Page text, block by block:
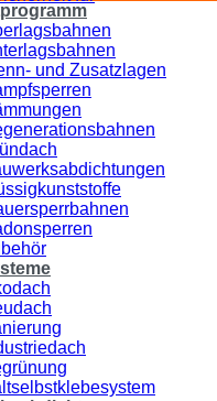
und Zusatzlagen